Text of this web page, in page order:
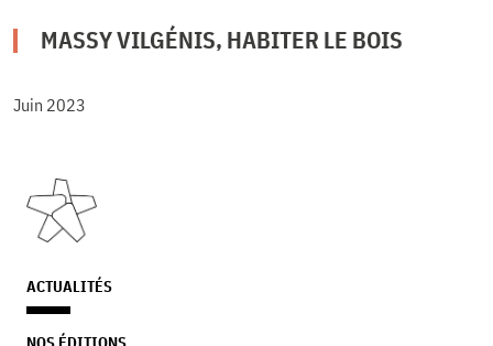
MASSY VILGÉNIS, HABITER LE BOIS
Juin 2023
ACTUALITÉS